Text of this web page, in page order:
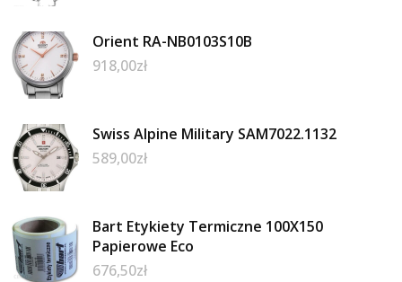
Orient RA-NB0103S10B
918,00zł
Swiss Alpine Military SAM7022.1132
589,00zł
Bart Etykiety Termiczne 100X150
Papierowe Eco
676,50zł